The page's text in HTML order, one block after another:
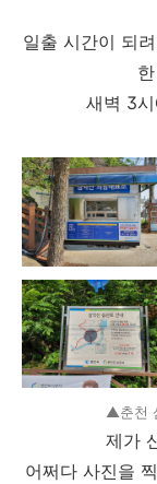
일출 시간이 되
새벽 3
▲춘천
제가
어쩌다 사진을